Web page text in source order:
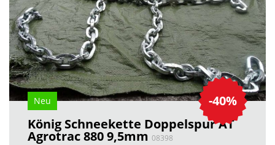
-40%
Neu
König Schneekette Doppelspur AT
Agrotrac 880 9,5mm 08398